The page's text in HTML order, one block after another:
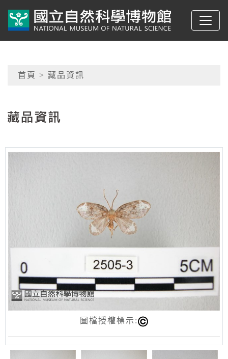
典藏網-國立自然科學
網頁導覽
首頁 > 藏品資訊
圖檔授權標示: